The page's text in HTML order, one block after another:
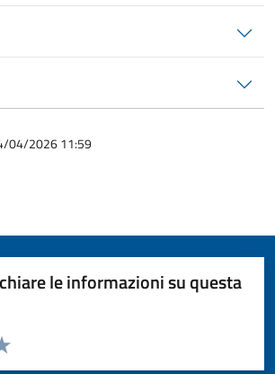
04/2026 11:59
le informazioni su questa
pagina
5 stelle su 5
4 stelle su 5
su 5
su 5
5